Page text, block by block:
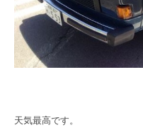
天気最高です。